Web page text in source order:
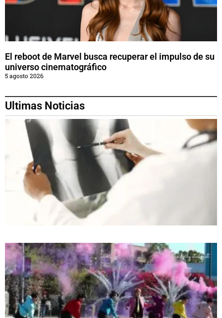
El reboot de Marvel busca recuperar el impulso de su
universo cinematográfico
5 agosto 2026
Ultimas Noticias